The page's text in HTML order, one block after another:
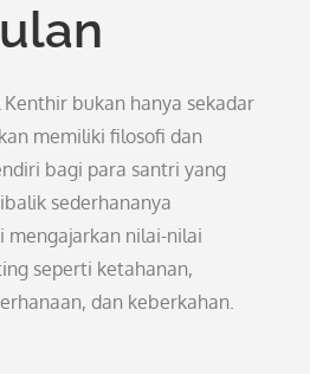
bukan hanya sekadar
memiliki filosofi dan
bagi para santri yang
sederhananya
mengajarkan nilai-nilai
seperti ketahanan,
dan keberkahan.